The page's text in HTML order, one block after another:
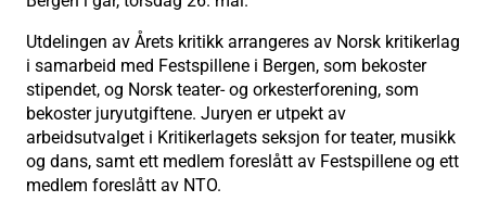
Utdelingen av Årets kritikk arrangeres av Norsk kritikerlag
i samarbeid med Festspillene i Bergen, som bekoster
stipendet, og Norsk teater- og orkesterforening, som
bekoster juryutgiftene. Juryen er utpekt av
arbeidsutvalget i Kritikerlagets seksjon for teater, musikk
og dans, samt ett medlem foreslått av Festspillene og ett
medlem foreslått av NTO.